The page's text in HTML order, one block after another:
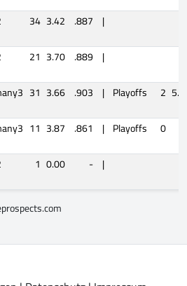
34 3.42 .887 |
21 3.70 .889 |
31 3.66 .903 | Playoffs 2
11 3.87 .861 | Playoffs 0
1 0.00 - |